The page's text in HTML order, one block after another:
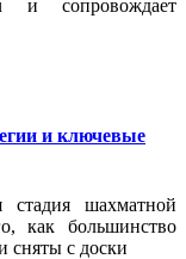
и сопровождает
и ключевые
шахматной
как большинство
сняты с доски